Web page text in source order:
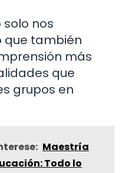
nos
que también
más
que
grupos en
Maestría
Todo lo